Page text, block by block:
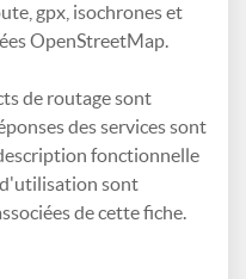
gpx, isochrones et
OpenStreetMap.
de routage sont
des services sont
fonctionnelle
d'utilisation sont
de cette fiche.